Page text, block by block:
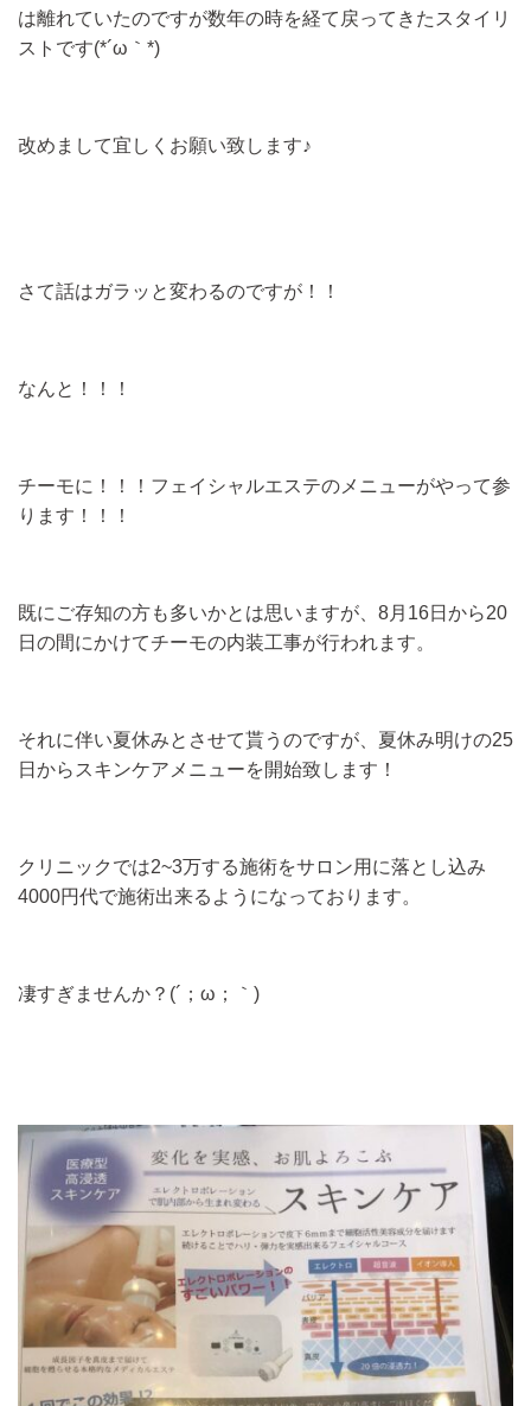
は離れていたのですが数年の時を経て戻ってきたスタイリ
ストです(*´ω｀*)
改めまして宜しくお願い致します♪
さて話はガラッと変わるのですが！！
なんと！！！
チーモに！！！フェイシャルエステのメニューがやって参
ります！！！
既にご存知の方も多いかとは思いますが、8月16日から20
日の間にかけてチーモの内装工事が行われます。
それに伴い夏休みとさせて貰うのですが、夏休み明けの25
日からスキンケアメニューを開始致します！
クリニックでは2~3万する施術をサロン用に落とし込み
4000円代で施術出来るようになっております。
凄すぎませんか？(´；ω；｀)